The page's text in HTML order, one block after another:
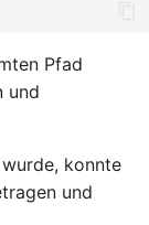
Pfad
und
konnte
und